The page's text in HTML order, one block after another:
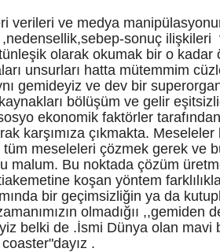
verileri ve medya
sonuç ilişkileri
olarak okumak bir o kadar
unsurları hatta mütemmim
gemideyiz ve dev bir
bölüşüm ve gelir
ekonomik faktörler
karşımıza çıkmakta.
meseleleri çözmek gerek ve
malum. Bu noktada çözüm
koşan yöntem
bir geçimsizliğin ya da
olmadığıı ,,gemiden
belki de .İsmi Dünya olan mavi
.